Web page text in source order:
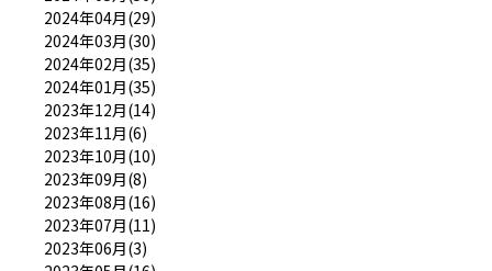
2024年04月(29)
2024年03月(30)
2024年02月(35)
2024年01月(35)
2023年12月(14)
2023年11月(6)
2023年10月(10)
2023年09月(8)
2023年08月(16)
2023年07月(11)
2023年06月(3)